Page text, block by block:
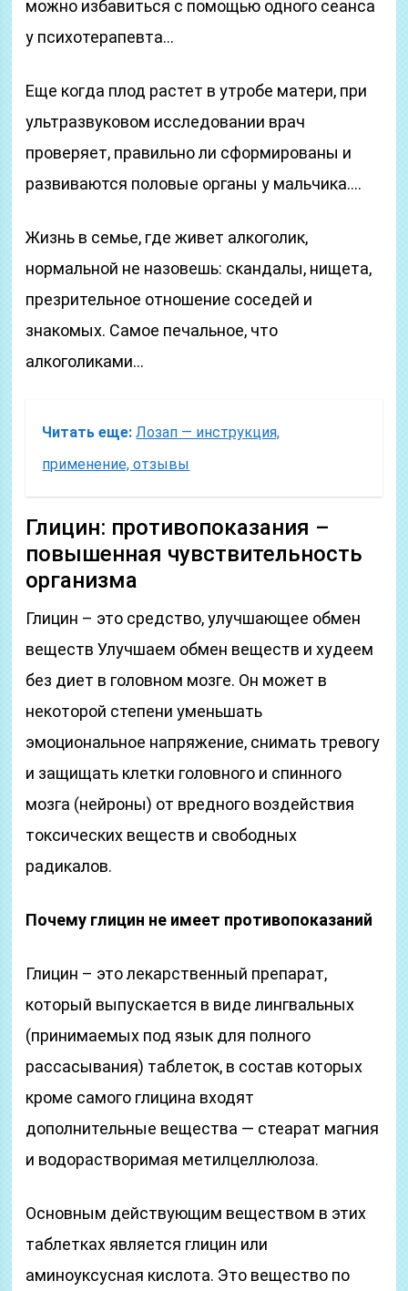
можно избавиться с помощью одного сеанса
у психотерапевта…
Еще когда плод растет в утробе матери, при
ультразвуковом исследовании врач
проверяет, правильно ли сформированы и
развиваются половые органы у мальчика.…
Жизнь в семье, где живет алкоголик,
нормальной не назовешь: скандалы, нищета,
презрительное отношение соседей и
знакомых. Самое печальное, что
алкоголиками…
Читать еще: Лозап — инструкция,
применение, отзывы
Глицин: противопоказания –
повышенная чувствительность
организма
Глицин – это средство, улучшающее обмен
веществ Улучшаем обмен веществ и худеем
без диет в головном мозге. Он может в
некоторой степени уменьшать
эмоциональное напряжение, снимать тревогу
и защищать клетки головного и спинного
мозга (нейроны) от вредного воздействия
токсических веществ и свободных
радикалов.
Почему глицин не имеет противопоказаний
Глицин – это лекарственный препарат,
который выпускается в виде лингвальных
(принимаемых под язык для полного
рассасывания) таблеток, в состав которых
кроме самого глицина входят
дополнительные вещества — стеарат магния
и водорастворимая метилцеллюлоза.
Основным действующим веществом в этих
таблетках является глицин или
аминоуксусная кислота. Это вещество по